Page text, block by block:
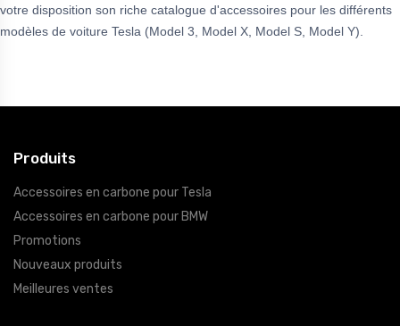
votre disposition son riche catalogue d'accessoires pour les différents
modèles de voiture Tesla (Model 3, Model X, Model S, Model Y).
Produits
Accessoires en carbone pour Tesla
Accessoires en carbone pour BMW
Promotions
Nouveaux produits
Meilleures ventes